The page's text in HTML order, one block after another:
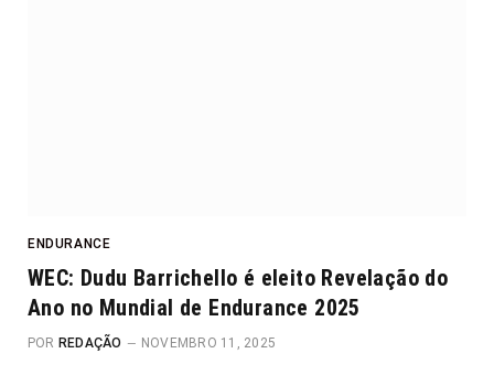
ENDURANCE
WEC: Dudu Barrichello é eleito Revelação do
Ano no Mundial de Endurance 2025
POR REDAÇÃO NOVEMBRO 11, 2025